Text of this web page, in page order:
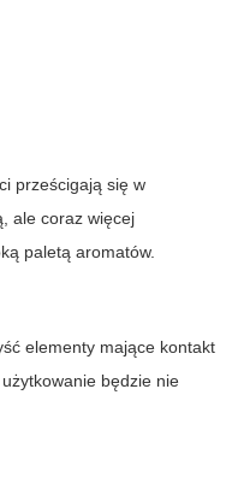
prześcigają się w
ale coraz więcej
paletą aromatów.
elementy mające kontakt
będzie nie